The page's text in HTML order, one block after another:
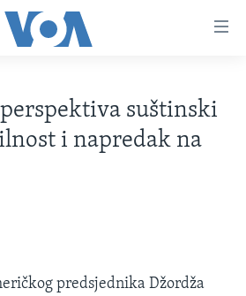
suštinski
i napredak na
predsjednika Džordža